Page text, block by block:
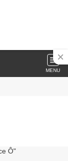
MENU